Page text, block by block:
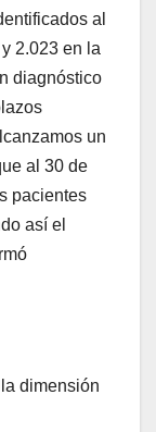
al
2.023 en la
diagnóstico
un
al 30 de
pacientes
así el
dimensión